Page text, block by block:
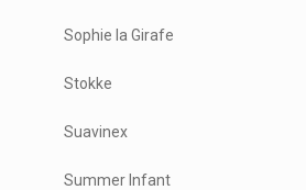
Sophie la Girafe
Stokke
Suavinex
Summer Infant